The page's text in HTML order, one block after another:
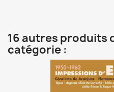
16 autres produits
catégorie :